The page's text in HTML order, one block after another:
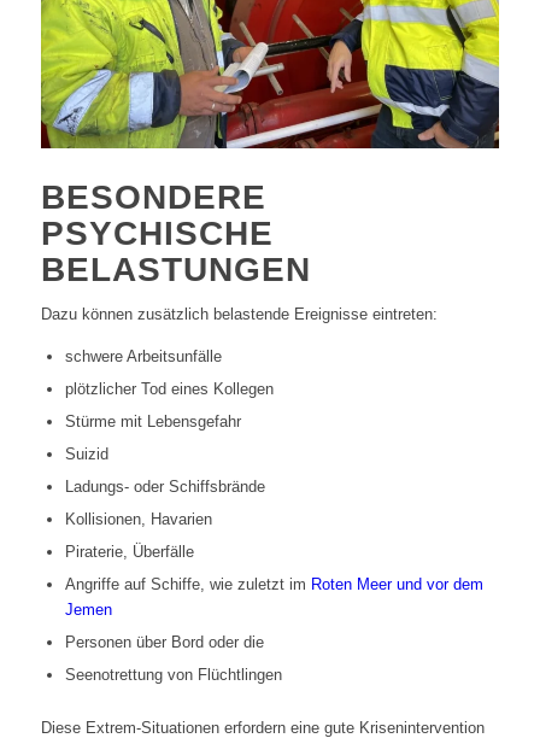
BESONDERE
PSYCHISCHE
BELASTUNGEN
Dazu können zusätzlich belastende Ereignisse eintreten:
schwere Arbeitsunfälle
plötzlicher Tod eines Kollegen
Stürme mit Lebensgefahr
Suizid
Ladungs- oder Schiffsbrände
Kollisionen, Havarien
Piraterie, Überfälle
Angriffe auf Schiffe, wie zuletzt im Roten Meer und vor dem
Jemen
Personen über Bord oder die
Seenotrettung von Flüchtlingen
Diese Extrem-Situationen erfordern eine gute Krisenintervention